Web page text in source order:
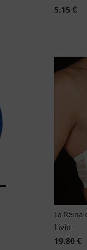
5.15 €
La Reina
Livia
19.80 €